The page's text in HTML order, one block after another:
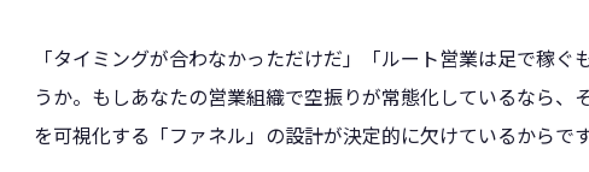
「タイミングが合わなかっただけだ」「ルート営業は足で稼
うか。もしあなたの営業組織で空振りが常態化しているなら
を可視化する「ファネル」の設計が決定的に欠けているからです